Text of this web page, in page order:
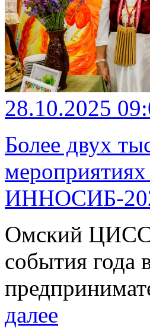
28.10.2025
Более двух
ИННОСИБ-
Омский ЦИСС
события года
далее